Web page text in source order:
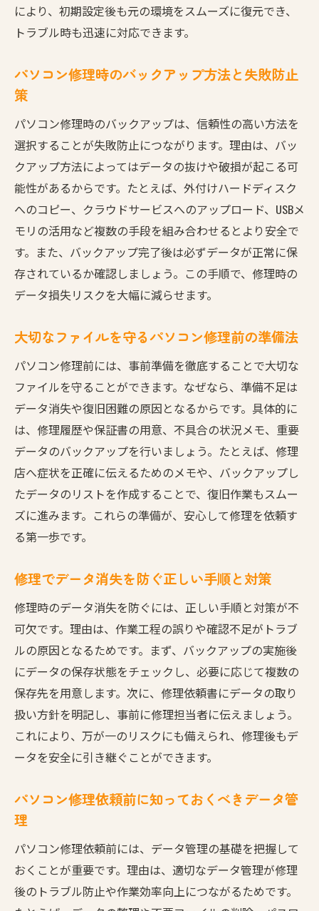
期設定
パソコン修理依頼前のセキュリティ確認方
修理時に気をつけたいデータ管理のポイン
プライバシー重視のパソコン修理依頼方法
パソコン修理で安心を得るための依頼コツ
修理で初期化が必要な理由と注意点
初期設定前に知りたい初期化のメリットと
デメリット
パソコン修理時の初期化リスクと対策を解
説
データ損失防止のための初期化準備方法
初期化作業後のパソコン修理のポイント
安心して修理に出すための持ち物ガイド
パソコン修理依頼時の持ち物と準備リスト
忘れがちな修理時のパソコン必需品一覧
パソコン修理で持参すべきアイテムと管理
法
修理時に必要な書類とパソコン付属品の確
の選び方
パソコン修理をスムーズに進める持ち物準
修理前のトラブル整理で復旧がスムーズに
パソコン修理前に不具合状況を整理する重
要性
修理依頼前のトラブルメモがパソコン修理
を効率化
パソコン症状記録で修理後の復旧がより早
トラブル整理でパソコン修理時の説明がス
修理業者への正確な情報提供で復旧を簡単
に
パソコン修理成功の鍵はトラブル整理から
により、初期設定後も元の環境をスムーズに復元でき、
トラブル時も迅速に対応できます。
パソコン修理時のバックアップ方法と失敗防止
策
パソコン修理時のバックアップは、信頼性の高い方法を
選択することが失敗防止につながります。理由は、バッ
クアップ方法によってはデータの抜けや破損が起こる可
能性があるからです。たとえば、外付けハードディスク
へのコピー、クラウドサービスへのアップロード、USBメ
モリの活用など複数の手段を組み合わせるとより安全で
す。また、バックアップ完了後は必ずデータが正常に保
存されているか確認しましょう。この手順で、修理時の
データ損失リスクを大幅に減らせます。
大切なファイルを守るパソコン修理前の準備法
パソコン修理前には、事前準備を徹底することで大切な
ファイルを守ることができます。なぜなら、準備不足は
データ消失や復旧困難の原因となるからです。具体的に
は、修理履歴や保証書の用意、不具合の状況メモ、重要
データのバックアップを行いましょう。たとえば、修理
店へ症状を正確に伝えるためのメモや、バックアップし
たデータのリストを作成することで、復旧作業もスムー
ズに進みます。これらの準備が、安心して修理を依頼す
る第一歩です。
修理でデータ消失を防ぐ正しい手順と対策
修理時のデータ消失を防ぐには、正しい手順と対策が不
可欠です。理由は、作業工程の誤りや確認不足がトラブ
ルの原因となるためです。まず、バックアップの実施後
にデータの保存状態をチェックし、必要に応じて複数の
保存先を用意します。次に、修理依頼書にデータの取り
扱い方針を明記し、事前に修理担当者に伝えましょう。
これにより、万が一のリスクにも備えられ、修理後もデ
ータを安全に引き継ぐことができます。
パソコン修理依頼前に知っておくべきデータ管
理
パソコン修理依頼前には、データ管理の基礎を把握して
おくことが重要です。理由は、適切なデータ管理が修理
後のトラブル防止や作業効率向上につながるためです。